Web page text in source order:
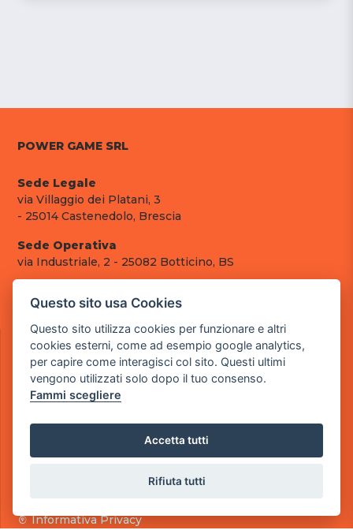
POWER GAME SRL
Sede Legale
via Villaggio dei Platani, 3
- 25014 Castenedolo, Brescia
Sede Operativa
via Industriale, 2 - 25082 Botticino, BS
Cod. SDI: RMRCWXR
CONTATTI
e-mail: info@powergame.it
tel.: +39 030 376 2377
tel.: +39 030 336 6259
pec: powergamesrl@legalmail.it
Chi siamo
Informativa Privacy
Questo sito usa Cookies
Questo sito utilizza cookies per funzionare e altri
cookies esterni, come ad esempio google analytics,
per capire come interagisci col sito. Questi ultimi
vengono utilizzati solo dopo il tuo consenso.
Fammi scegliere
Accetta tutti
Rifiuta tutti